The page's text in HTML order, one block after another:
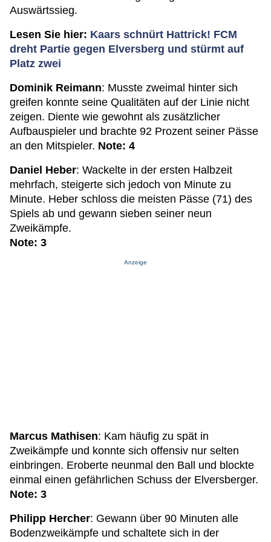
Auswärtssieg.
Lesen Sie hier: Kaars schnürt Hattrick! FCM
dreht Partie gegen Elversberg und stürmt auf
Platz zwei
Dominik Reimann: Musste zweimal hinter sich
greifen konnte seine Qualitäten auf der Linie nicht
zeigen. Diente wie gewohnt als zusätzlicher
Aufbauspieler und brachte 92 Prozent seiner Pässe
an den Mitspieler. Note: 4
Daniel Heber: Wackelte in der ersten Halbzeit
mehrfach, steigerte sich jedoch von Minute zu
Minute. Heber schloss die meisten Pässe (71) des
Spiels ab und gewann sieben seiner neun
Zweikämpfe.
Note: 3
Anzeige
Marcus Mathisen: Kam häufig zu spät in
Zweikämpfe und konnte sich offensiv nur selten
einbringen. Eroberte neunmal den Ball und blockte
einmal einen gefährlichen Schuss der Elversberger.
Note: 3
Philipp Hercher: Gewann über 90 Minuten alle
Bodenzweikämpfe und schaltete sich in der